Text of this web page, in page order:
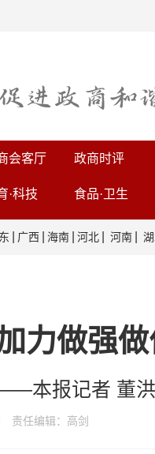
会客厅 政商时评
·科技 食品·卫生
广西 海南 河北 河南
力做强
本报记者 董洪
责任编辑：高剑